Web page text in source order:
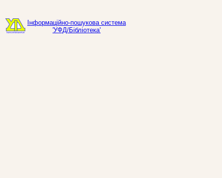
Інформаційно-пошукова система
'УФД/Бібліотека'